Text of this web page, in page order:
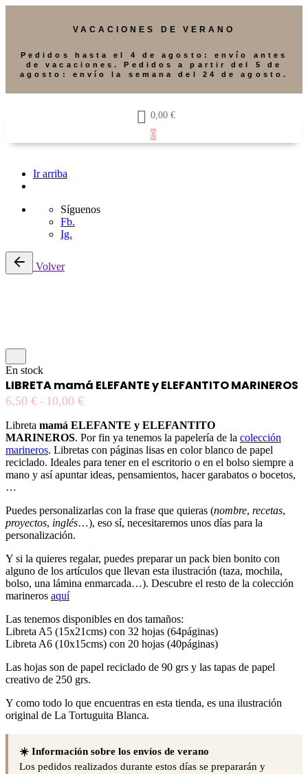
VACACIONES DE VERANO
Pedidos hasta el 4 de agosto: envío antes
de vacaciones. Pedidos a partir del 5 de
agosto: envío la semana del 24 de agosto.
0,00 €
0
Ir arriba
Síguenos
Fb.
Ig.
Volver
En stock
LIBRETA mamá ELEFANTE y ELEFANTITO MARINEROS
6,50 € - 10,00 €
Libreta mamá ELEFANTE y ELEFANTITO
MARINEROS. Por fin ya tenemos la papelería de la colección
marineros. Libretas con páginas lisas en color blanco de papel
reciclado. Ideales para tener en el escritorio o en el bolso siempre a
mano y así apuntar ideas, pensamientos, hacer garabatos o bocetos,
…
Puedes personalizarlas con la frase que quieras (nombre, recetas,
proyectos, inglés…), eso sí, necesitaremos unos días para la
personalización.
Y si la quieres regalar, puedes preparar un pack bien bonito con
alguno de los artículos que llevan esta ilustración (taza, mochila,
bolso, una lámina enmarcada…). Descubre el resto de la colección
marineros aquí
Las tenemos disponibles en dos tamaños:
Libreta A5 (15x21cms) con 32 hojas (64páginas)
Libreta A6 (10x15cms) con 20 hojas (40páginas)
Las hojas son de papel reciclado de 90 grs y las tapas de papel
creativo de 250 grs.
Y como todo lo que encuentras en esta tienda, es una ilustración
original de La Tortuguita Blanca.
☀️ Información sobre los envíos de verano
Los pedidos realizados durante estos días se prepararán y